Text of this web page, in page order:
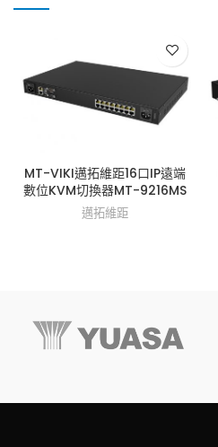
MT-VIKI邁拓維距16口IP遠端
數位KVM切換器MT-9216MS
邁拓維距